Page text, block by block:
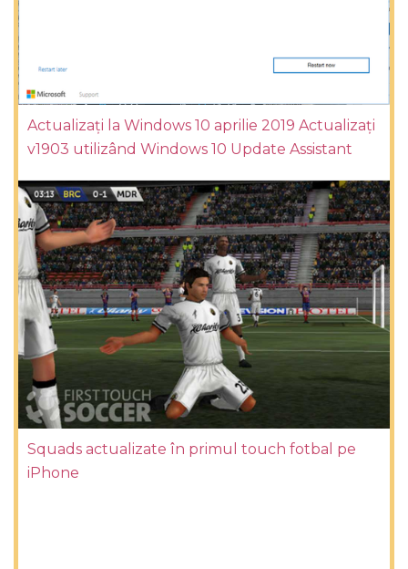
Actualizați la Windows 10 aprilie 2019 Actualizați
v1903 utilizând Windows 10 Update Assistant
Squads actualizate în primul touch fotbal pe
iPhone